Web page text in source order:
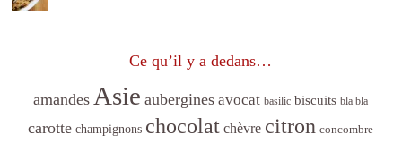
Ce qu’il y a dedans…
amandes Asie aubergines avocat basilic biscuits bla bla
carotte champignons chocolat chèvre citron concombre